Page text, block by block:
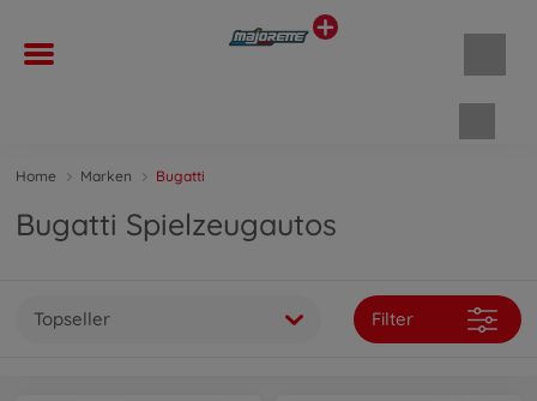
Home Marken Bugatti
Bugatti Spielzeugautos
Topseller Filter